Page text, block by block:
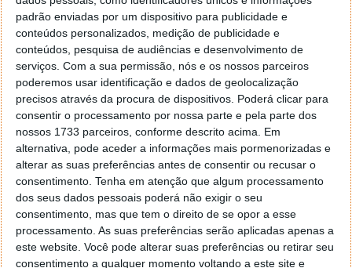
padrão enviadas por um dispositivo para publicidade e
conteúdos personalizados, medição de publicidade e
conteúdos, pesquisa de audiências e desenvolvimento de
serviços. Com a sua permissão, nós e os nossos parceiros
poderemos usar identificação e dados de geolocalização
precisos através da procura de dispositivos. Poderá clicar para
consentir o processamento por nossa parte e pela parte dos
nossos 1733 parceiros, conforme descrito acima. Em
alternativa, pode aceder a informações mais pormenorizadas e
alterar as suas preferências antes de consentir ou recusar o
consentimento. Tenha em atenção que algum processamento
dos seus dados pessoais poderá não exigir o seu
consentimento, mas que tem o direito de se opor a esse
processamento. As suas preferências serão aplicadas apenas a
este website. Você pode alterar suas preferências ou retirar seu
consentimento a qualquer momento voltando a este site e
agradecido, caso contrario obrigado a mesma
Responder
Vítor M.
7 de Novembro de 2005 às 01:39
@Reporter
Desculpa mas o link funciona. Seja como for segue por mail
o MSn Messenger 8.
Responder
Vítor M.
@Rui
Tens de encontrar o que te falei. Faz da seguinte maneira,
janela iniciar e no topo dessa janela com o botão direito do
rato faz propriedades. Depois no separador Menu ‘Iniciar’
clica no botão ‘Personalizar’ aí encontrarás no separador